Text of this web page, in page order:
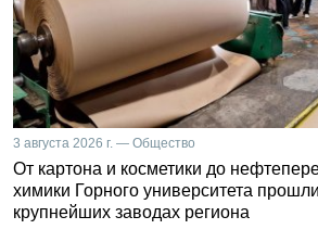
3 августа 2026 г. — Общество
От картона и косметики до
химики Горного университета
крупнейших заводах региона